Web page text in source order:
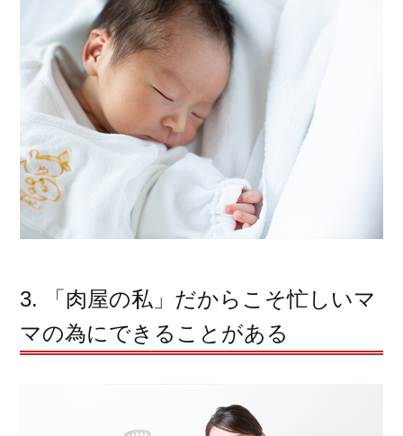
3. 「肉屋の私」だからこそ忙しいマ
マの為にできることがある